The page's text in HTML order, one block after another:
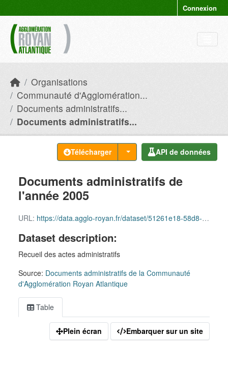
Connexion
Organisations
Communauté d'Agglomération...
Documents administratifs...
Documents administratifs...
Télécharger API de données
Documents administratifs de
l'année 2005
URL: https://data.agglo-royan.fr/dataset/51261e18-58d8-4fe4-9954-a6aa554f880a/resource/cf27737b-e52d-45f1-bb0c-bff1a69731f7/download/documents_administratifs_2005.csv
Dataset description:
Recueil des actes administratifs
Source: Documents administratifs de la Communauté
d'Agglomération Royan Atlantique
Table
Plein écran Embarquer sur un site